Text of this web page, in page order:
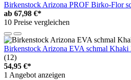
Birkenstock Arizona PROF Birko-Flor
ab 67,98 €*
10 Preise vergleichen
Birkenstock Arizona EVA schmal Khaki
(12)
54,95 €*
1 Angebot anzeigen